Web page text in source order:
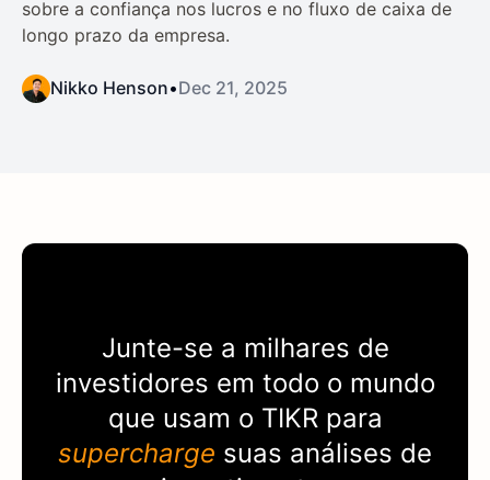
sobre a confiança nos lucros e no fluxo de caixa de
longo prazo da empresa.
Nikko Henson•Dec 21, 2025
Junte-se a milhares de
investidores em todo o mundo
que usam o TIKRpara
supercharge suas análises de